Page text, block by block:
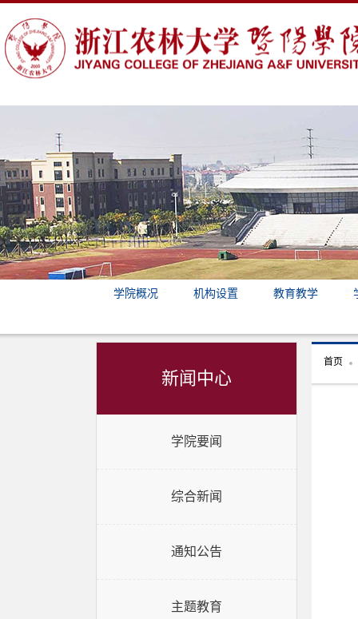
学院概况 机构设置 教育教学
新闻中心
学院要闻
综合新闻
通知公告
主题教育
首页